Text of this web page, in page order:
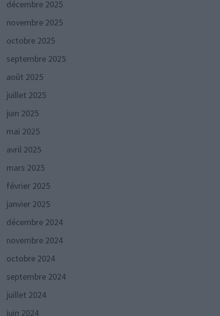
décembre 2025
novembre 2025
octobre 2025
septembre 2025
août 2025
juillet 2025
juin 2025
mai 2025
avril 2025
mars 2025
février 2025
janvier 2025
décembre 2024
novembre 2024
octobre 2024
septembre 2024
juillet 2024
juin 2024